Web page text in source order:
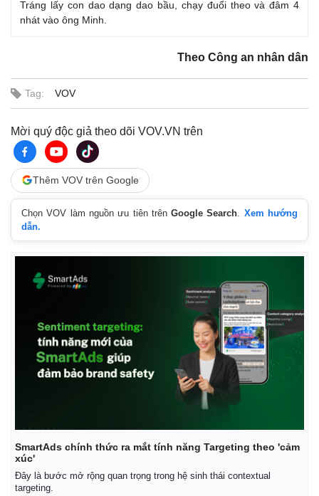
Thị trường
Giá vàng
Chứng khoán
Tráng lấy con dao dạng dao bầu, chạy đuổi theo và đâm 4
nhát vào ông Minh.
Theo Công an nhân dân
Tag: VOV
Mời quý độc giả theo dõi VOV.VN trên
Thêm VOV trên Google
Chọn VOV làm nguồn ưu tiên trênGoogle Search
Xem hướng
dẫn.
SmartAds chính thức ra mắt tính năng Targeting theo 'cảm
xúc'
Đây là bước mở rộng quan trọng trong hệ sinh thái contextual
targeting.